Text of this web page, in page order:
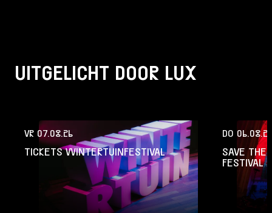
UITGELICHT DOOR LUX
VR 07.08.26
TICKETS WINTERTUINFESTIVAL
DO
SAVE THE
FESTIVAL